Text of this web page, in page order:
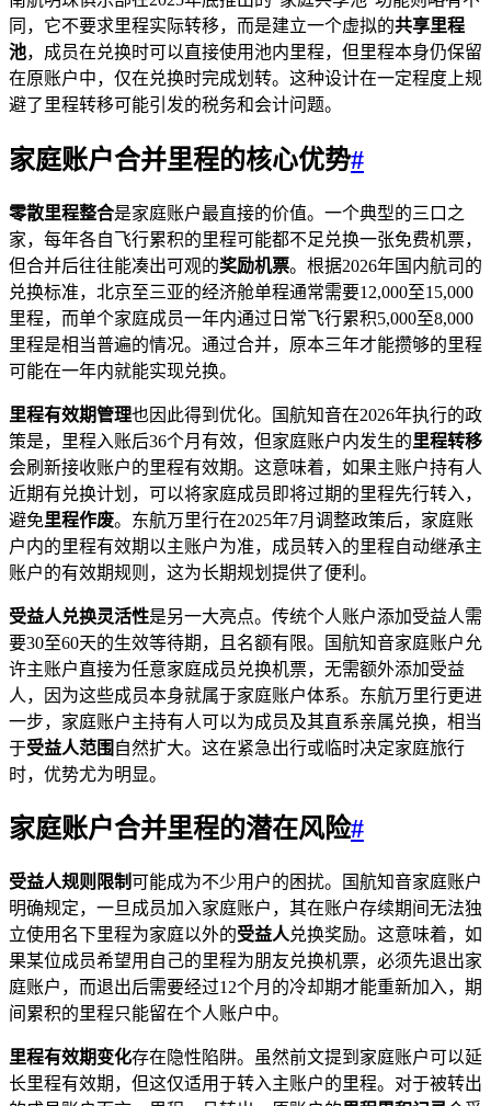
同，它不要求里程实际转移，而是建立一个虚拟的共享里程
池，成员在兑换时可以直接使用池内里程，但里程本身仍保留
在原账户中，仅在兑换时完成划转。这种设计在一定程度上规
避了里程转移可能引发的税务和会计问题。
家庭账户合并里程的核心优势#
零散里程整合是家庭账户最直接的价值。一个典型的三口之
家，每年各自飞行累积的里程可能都不足兑换一张免费机票，
但合并后往往能凑出可观的奖励机票。根据2026年国内航司的
兑换标准，北京至三亚的经济舱单程通常需要12,000至15,000
里程，而单个家庭成员一年内通过日常飞行累积5,000至8,000
里程是相当普遍的情况。通过合并，原本三年才能攒够的里程
可能在一年内就能实现兑换。
里程有效期管理也因此得到优化。国航知音在2026年执行的政
策是，里程入账后36个月有效，但家庭账户内发生的里程转移
会刷新接收账户的里程有效期。这意味着，如果主账户持有人
近期有兑换计划，可以将家庭成员即将过期的里程先行转入，
避免里程作废。东航万里行在2025年7月调整政策后，家庭账
户内的里程有效期以主账户为准，成员转入的里程自动继承主
账户的有效期规则，这为长期规划提供了便利。
受益人兑换灵活性是另一大亮点。传统个人账户添加受益人需
要30至60天的生效等待期，且名额有限。国航知音家庭账户允
许主账户直接为任意家庭成员兑换机票，无需额外添加受益
人，因为这些成员本身就属于家庭账户体系。东航万里行更进
一步，家庭账户主持有人可以为成员及其直系亲属兑换，相当
于受益人范围 自然扩大。这在紧急出行或临时决定家庭旅行
时，优势尤为明显。
家庭账户合并里程的潜在风险#
受益人规则限制可能成为不少用户的困扰。国航知音家庭账户
明确规定，一旦成员加入家庭账户，其在账户存续期间无法独
立使用名下里程为家庭以外的受益人兑换奖励。这意味着，如
果某位成员希望用自己的里程为朋友兑换机票，必须先退出家
庭账户，而退出后需要经过12个月的冷却期才能重新加入，期
间累积的里程只能留在个人账户中。
里程有效期变化存在隐性陷阱。虽然前文提到家庭账户可以延
长里程有效期，但这仅适用于转入主账户的里程。对于被转出